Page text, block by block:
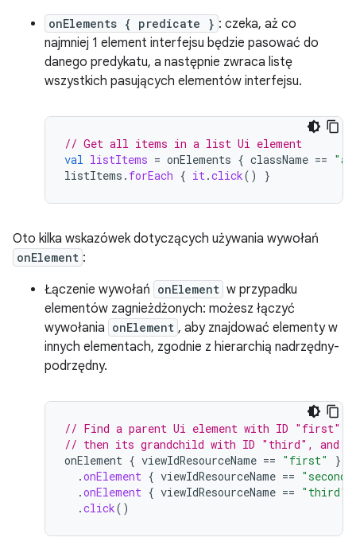
onElements { predicate } : czeka, aż co
najmniej 1 element interfejsu będzie pasować do
danego predykatu, a następnie zwraca listę
wszystkich pasujących elementów interfejsu.
// Get all items in a list Ui element
val listItems = onElements { className ==
listItems . forEach { it.click() }
Oto kilka wskazówek dotyczących używania wywołań
onElement :
Łączenie wywołań onElement w przypadku
elementów zagnieżdżonych: możesz łączyć
wywołania onElement , aby znajdować elementy w
innych elementach, zgodnie z hierarchią nadrzędny-
podrzędny.
// Find a parent Ui element with ID "first",
// then its grandchild with ID "third", and
onElement { viewIdResourceName == "first"
}
.onElement { viewIdResourceName == "second"
.onElement { viewIdResourceName == "third"
.click()